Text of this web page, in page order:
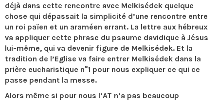
déjà dans cette rencontre avec Melkisédek quelque
chose qui dépassait la simplicité d’une rencontre entre
un roi païen et un araméen errant. La lettre aux hébreux
va appliquer cette phrase du psaume davidique à Jésus
lui-même, qui va devenir figure de Melkisédek. Et la
tradition de l’Eglise va faire entrer Melkisédek dans la
prière eucharistique n°1 pour nous expliquer ce qui ce
passe pendant la messe.
Alors même si pour nous l’AT n’a pas beaucoup